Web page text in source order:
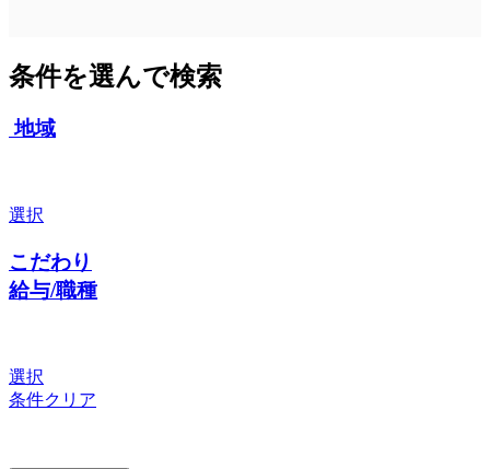
条件を選んで検索
地域
選択
こだわり
給与/職種
選択
条件クリア